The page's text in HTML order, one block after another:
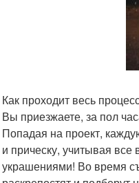
Как проходит весь
Вы приезжаете, за пол
Попадая на проект,
и прическу, учитывая
украшениями! Во время